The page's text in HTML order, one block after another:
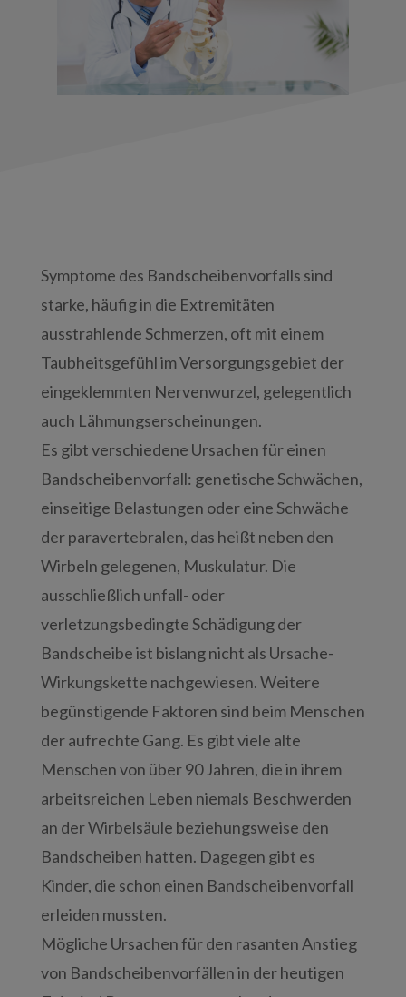
Symptome des Bandscheibenvorfalls sind
starke, häufig in die Extremitäten
ausstrahlende Schmerzen, oft mit einem
Taubheitsgefühl im Versorgungsgebiet der
eingeklemmten Nervenwurzel, gelegentlich
auch Lähmungserscheinungen.
Es gibt verschiedene Ursachen für einen
Bandscheibenvorfall: genetische Schwächen,
einseitige Belastungen oder eine Schwäche
der paravertebralen, das heißt neben den
Wirbeln gelegenen, Muskulatur. Die
ausschließlich unfall- oder
verletzungsbedingte Schädigung der
Bandscheibe ist bislang nicht als Ursache-
Wirkungskette nachgewiesen. Weitere
begünstigende Faktoren sind beim Menschen
der aufrechte Gang. Es gibt viele alte
Menschen von über 90 Jahren, die in ihrem
arbeitsreichen Leben niemals Beschwerden
an der Wirbelsäule beziehungsweise den
Bandscheiben hatten. Dagegen gibt es
Kinder, die schon einen Bandscheibenvorfall
erleiden mussten.
Mögliche Ursachen für den rasanten Anstieg
von Bandscheibenvorfällen in der heutigen